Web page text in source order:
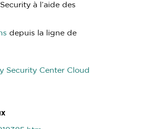
à l’aide des
depuis la ligne de
Security Center Cloud